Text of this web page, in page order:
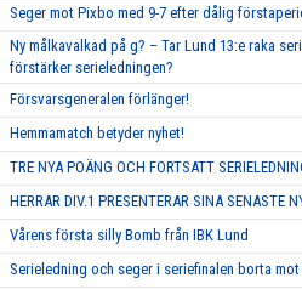
Seger mot Pixbo med 9-7 efter dålig
Ny målkavalkad på g? – Tar Lund 13:e raka
förstärker serieledningen?
Försvarsgeneralen förlänger!
Hemmamatch betyder nyhet!
TRE NYA POÄNG OCH FORTSATT
HERRAR DIV.1 PRESENTERAR SINA SENASTE
Vårens första silly Bomb från IBK Lund
Serieledning och seger i seriefinalen borta